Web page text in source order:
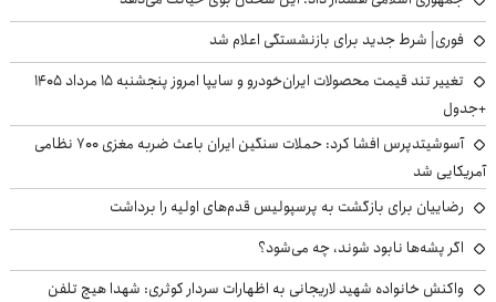
فوری| شرط جدید برای بازنشستگی اعلام شد
تغییر تند قیمت محصولات ایران‌خودرو و سایپا امروز پنجشنبه ۱۵ مرداد ۱۴۰۵
+جدول
آسوشیتدپرس افشا کرد: حملات سنگین ایران باعث ضربه مغزی ۷۰۰ نظامی
آمریکایی شد
رضاییان برای بازگشت به پرسپولیس قدم‌های اولیه را برداشت
اگر پشه‌ها نابود شوند، چه می‌شود؟
واکنش خانواده شهید لاریجانی به اظهارات سردار کوثری: شهدا هیچ تلفن